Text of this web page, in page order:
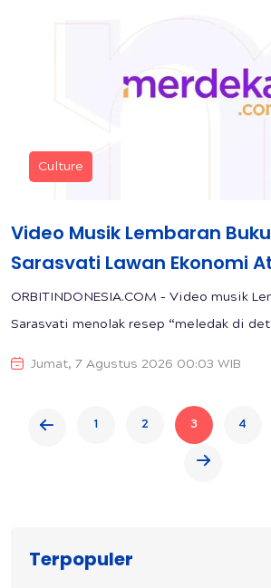
Culture
Video Musik Lembaran
Sarasvati Lawan Ekonomi
ORBITINDONESIA.COM – Video musik
Sarasvati menolak resep “meledak di
Jumat, 7 Agustus 2026 00:03 WIB
1 2 3 4
Terpopuler